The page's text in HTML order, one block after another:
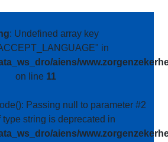
: Undefined array key
in
aiens/
on line 11
Passing null to parameter #2
type string is deprecated in
aiens/